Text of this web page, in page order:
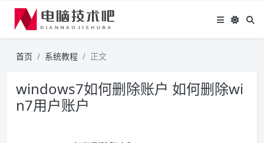
首页 系统教程 正文
windows7如何删除账户 如何删除wi
n7用户账户